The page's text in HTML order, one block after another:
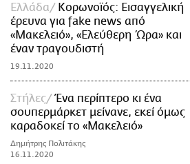
Ελλάδα
Κορωνοϊός: Εισαγγελική
έρευνα για fake news από
«Μακελειό», «Ελεύθερη Ώρα» και
έναν τραγουδιστή
19.11.2020
Στήλες
Ένα περίπτερο κι ένα
σουπερμάρκετ μείνανε, εκεί όμως
καραδοκεί το «Μακελειό»
Δημήτρης Πολιτάκης
16.11.2020